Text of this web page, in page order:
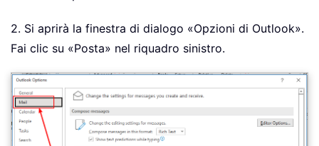
2. Si aprirà la finestra di dialogo «Opzioni di Outlook».
Fai clic su «Posta» nel riquadro sinistro.